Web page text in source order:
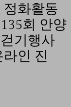
정화활동
회 안양
기행사
인 진